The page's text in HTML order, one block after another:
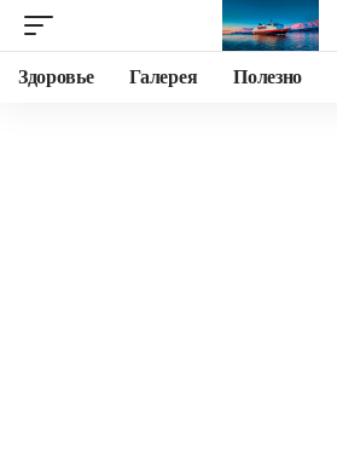
Здоровье Галерея Полезно